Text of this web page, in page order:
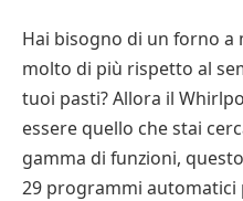
Hai bisogno di un forno a
molto di più rispetto al
tuoi pasti? Allora il
essere quello che stai
gamma di funzioni,
29 programmi